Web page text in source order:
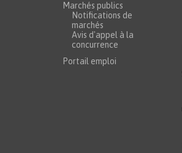
Marchés publics
Notifications de
marchés
Avis d'appel à la
concurrence
Portail emploi